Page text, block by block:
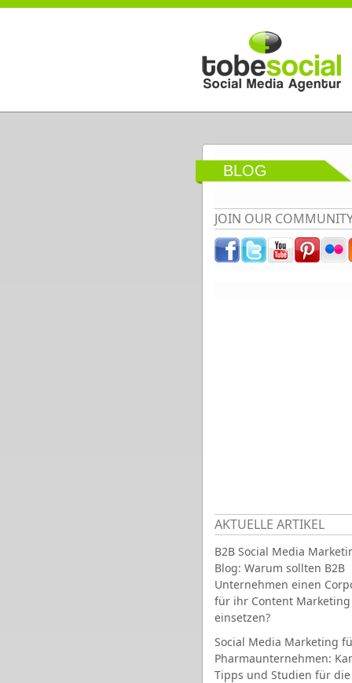
Direkt zum Inhalt
BLOG
JOIN OUR
AKTUELLE ARTIKEL
B2B Social Media
Blog: Warum sollten B2B
Unternehmen einen
für ihr Content Marketing
einsetzen?
Social Media Marketing
Pharmaunternehmen:
Tipps und Studien für die